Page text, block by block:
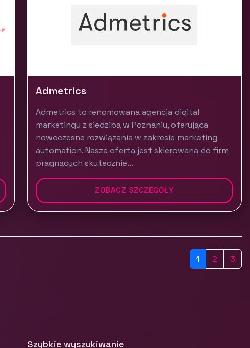
Admetrics
Admetrics to renomowana agencja digital
marketingu z siedzibą w Poznaniu, oferująca
nowoczesne rozwiązania w zakresie marketing
automation. Nasza oferta jest skierowana do firm
pragnących skutecznie...
ZOBACZ SZCZEGÓŁY
1 2 3
Szybkie wyszukiwanie